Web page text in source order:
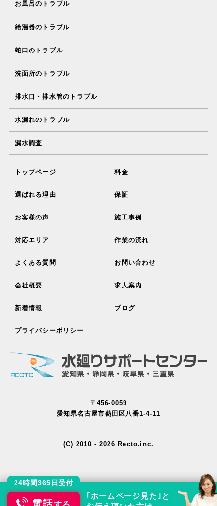
お風呂のトラブル
給湯器のトラブル
蛇口のトラブル
洗面所のトラブル
排水口・排水管のトラブル
水漏れのトラブル
漏水調査
トップページ 料金
選ばれる理由 保証
お客様の声 施工事例
対応エリア 作業の流れ
よくある質問 お問い合わせ
会社概要 求人案内
新着情報 ブログ
プライバシーポリシー
〒456-0059
愛知県名古屋市熱田区八番1-4-11
(C) 2010 - 2026 Recto.inc.
24時間365日受付
電話する
｢ホームページ見た｣と